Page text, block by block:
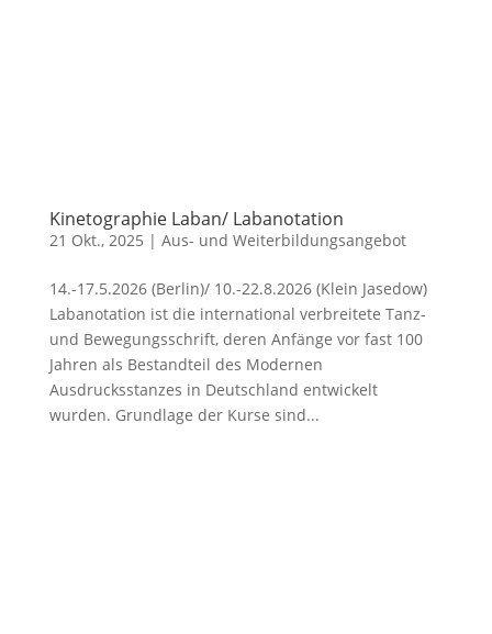
Kinetographie Laban/ Labanotation
21 Okt., 2025 | Aus- und Weiterbildungsangebot
14.-17.5.2026 (Berlin)/ 10.-22.8.2026 (Klein Jasedow)
Labanotation ist die international verbreitete Tanz-
und Bewegungsschrift, deren Anfänge vor fast 100
Jahren als Bestandteil des Modernen
Ausdrucksstanzes in Deutschland entwickelt
wurden. Grundlage der Kurse sind...